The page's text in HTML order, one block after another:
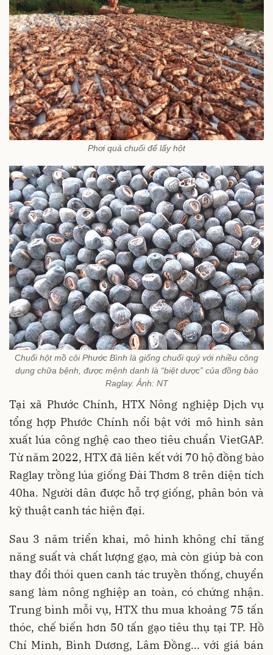
Phơi quả chuối để lấy hột
Chuối hột mồ côi Phước Bình là giống chuối quý với nhiều công
dụng chữa bệnh, được mệnh danh là “biệt dược” của đồng bào
Raglay. Ảnh: NT
Tại xã Phước Chính, HTX Nông nghiệp Dịch vụ
tổng hợp Phước Chính nổi bật với mô hình sản
xuất lúa công nghệ cao theo tiêu chuẩn VietGAP.
Từ năm 2022, HTX đã liên kết với 70 hộ đồng bào
Raglay trồng lúa giống Đài Thơm 8 trên diện tích
40ha. Người dân được hỗ trợ giống, phân bón và
kỹ thuật canh tác hiện đại.
Sau 3 năm triển khai, mô hình không chỉ tăng
năng suất và chất lượng gạo, mà còn giúp bà con
thay đổi thói quen canh tác truyền thống, chuyển
sang làm nông nghiệp an toàn, có chứng nhận.
Trung bình mỗi vụ, HTX thu mua khoảng 75 tấn
thóc, chế biến hơn 50 tấn gạo tiêu thụ tại TP. Hồ
Chí Minh, Bình Dương, Lâm Đồng… với giá bán